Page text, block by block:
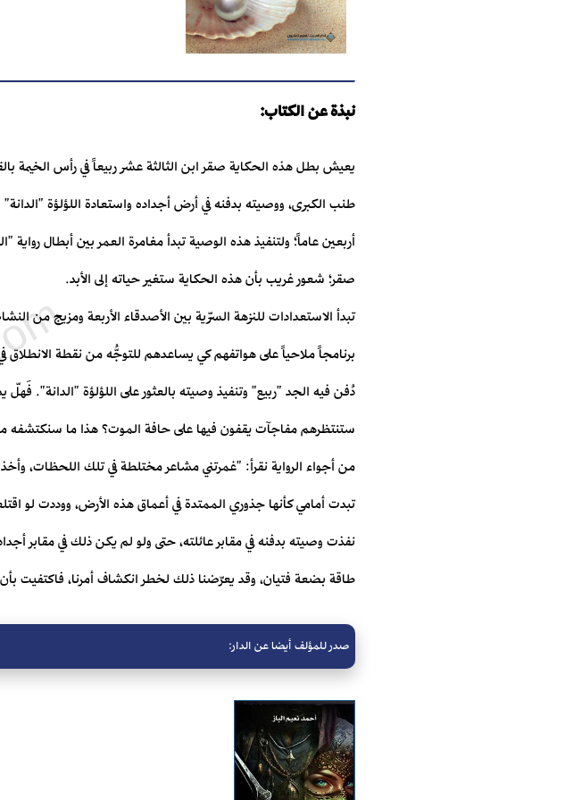
نبذة عن الكتاب:
يعيش بطل هذه الحكاية صقر ابن الثالثة عشر ربيعاً في رأس
طنب الكبرى، ووصيته بدفنه في أرض أجداده واستعادة اللؤلؤة
أربعين عاماً؛ ولتنفيذ هذه الوصية تبدأ مغامرة العمر بين أبطال
صقر؛ شعور غريب بأن هذه الحكاية ستغير حياته إلى الأبد.
تبدأ الاستعدادات للنزهة السرِّية بين الأصدقاء الأربعة ومزيج من
برنامجاً ملاحياً على هواتفهم كي يساعدهم للتوجُّه من نقطة
دُفن فيه الجد "ربيع" وتنفيذ وصيته بالعثور على اللؤلؤة "الدانة".
ستنتظرهم مفاجآت يقفون فيها على حافة الموت؟ هذا ما سنكتشفه
من أجواء الرواية نقرأ: "غمرتني مشاعر مختلطة في تلك اللحظات،
تبدت أمامي كأنها جذوري الممتدة في أعماق هذه الأرض، ووددت لو
نفذت وصيته بدفنه في مقابر عائلته، حتى ولو لم يكن ذلك في مقابر
طاقة بضعة فتيان، وقد يعرّضنا ذلك لخطر انكشاف أمرنا، فاكتفيت
صدر للمؤلف أيضا عن الدار: